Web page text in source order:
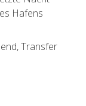
Hafens
Transfer